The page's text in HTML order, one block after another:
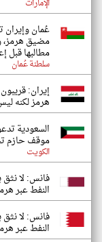
الإمارات
عُمان وإيران
مضيق هرمز،
مطالبها قبل
سلطنة عُمان
إيران:
هرمز لكنه
السعودية
موقف حازم
الكويت
فانس: لا نثق
النفط عبر
فانس: لا نثق
النفط عبر